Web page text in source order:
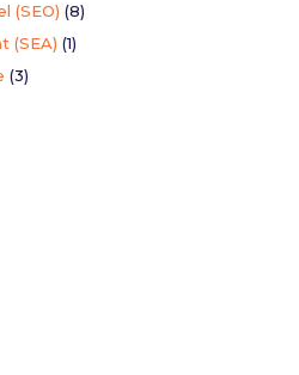
(SEO) (8)
(SEA) (1)
(3)